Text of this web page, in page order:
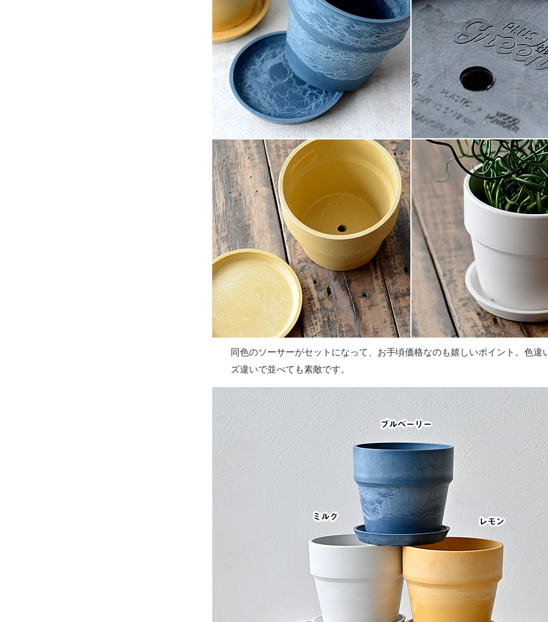
同色のソーサーがセットになって、お手頃価格なのも嬉しいポイント。色違
ズ違いで並べても素敵です。